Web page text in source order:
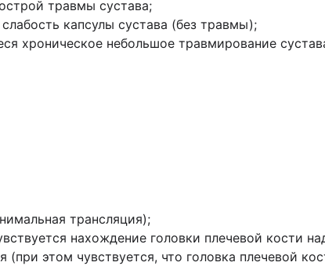
травмы сустава;
капсулы сустава (без травмы);
хроническое небольшое травмирование
трансляция);
нахождение головки плечевой кости
(при этом чувствуется, что головка плечевой